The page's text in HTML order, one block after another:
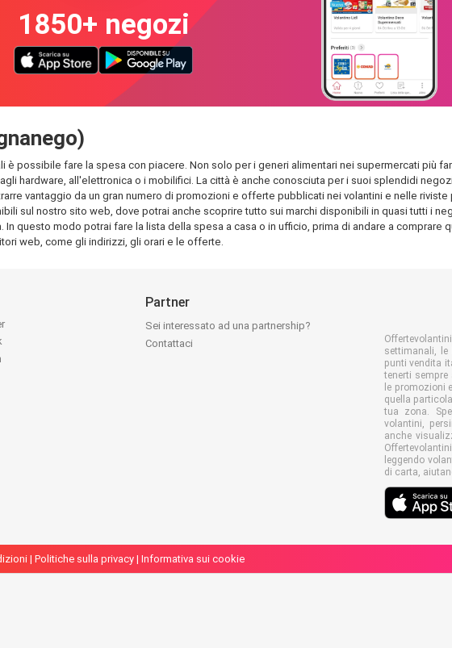
1850+ negozi
possibile fare la spesa con piacere. Non solo per i generi alimentari nei supermercati più
hardware, all'elettronica o i mobilifici. La città è anche conosciuta per i suoi splendidi
vantaggio da un gran numero di promozioni e offerte pubblicati nei volantini e nelle
sul nostro sito web, dove potrai anche scoprire tutto sui marchi disponibili in quasi tutti i
questo modo potrai fare la lista della spesa a casa o in ufficio, prima di andare a comprare
web, come gli indirizzi, gli orari e le offerte.
Partner
Sei interessato ad una partnership?
Contattaci
settimanali, le
punti vendita
tenerti
le promozioni
quella
tua zona.
volantini,
anche
leggendo
di carta,
| Politiche sulla privacy | Informativa sui cookie